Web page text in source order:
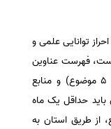
توانایی علمی و
فهرست عناوین
موضوعات تعیین شده (حداقل ۳ و حداکثر ۵ موضوع) و منابع
باید حداقل یک ماه
از طریق استان به